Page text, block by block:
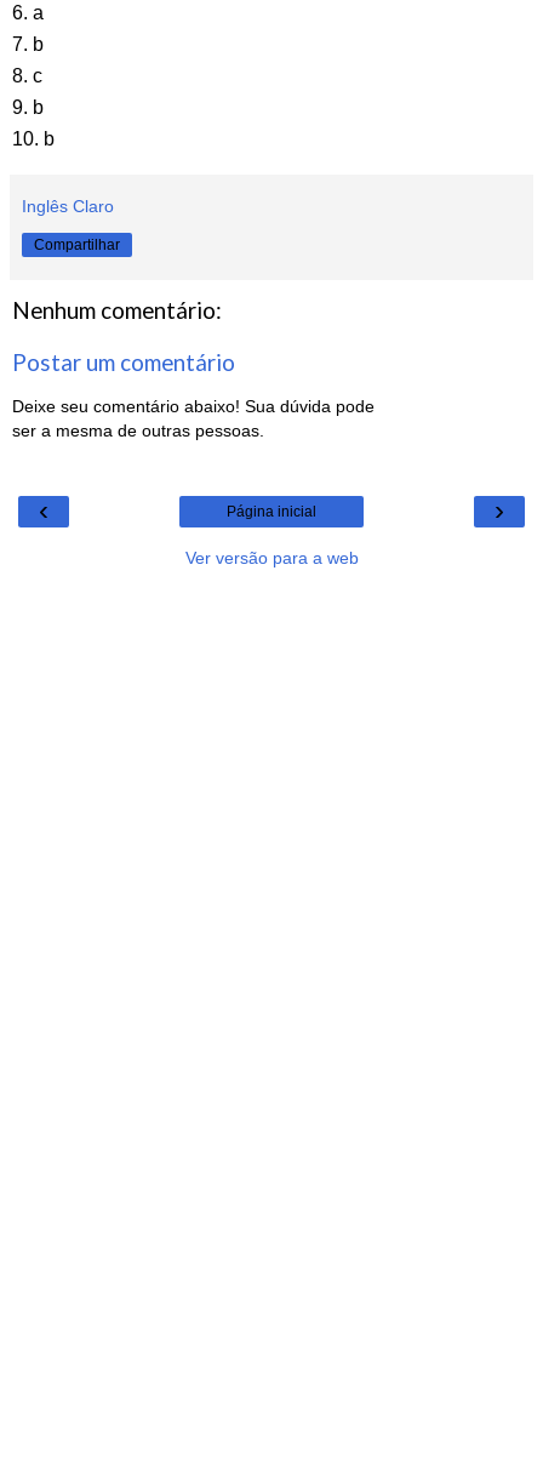
6. a
7. b
8. c
9. b
10. b
Inglês Claro
Compartilhar
Nenhum comentário:
Postar um comentário
Deixe seu comentário abaixo! Sua dúvida pode
ser a mesma de outras pessoas.
‹ ›
Página inicial
Ver versão para a web